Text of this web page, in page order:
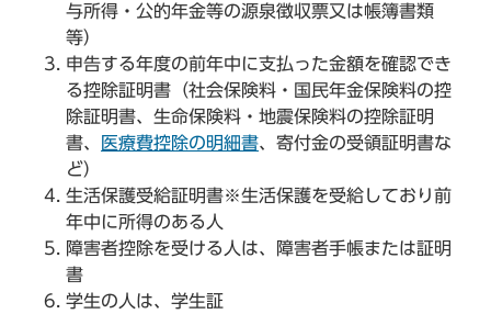
与所得・公的年金等の源泉徴収票又は帳簿書類
等）
申告する年度の前年中に支払った金額を確認でき
る控除証明書（社会保険料・国民年金保険料の控
除証明書、生命保険料・地震保険料の控除証明
書、
医療費控除の明細書、寄付金の受領証明書な
ど）
生活保護受給証明書※生活保護を受給しており前
年中に所得のある人
障害者控除を受ける人は、障害者手帳または証明
書
学生の人は、学生証